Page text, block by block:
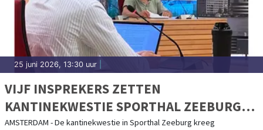
25 juni 2026, 13:30 uur
VIJF INSPREKERS ZETTEN
KANTINEKWESTIE SPORTHAL ZEEBURG
OP SCHERP
AMSTERDAM - De kantinekwestie in Sporthal Zeeburg kreeg